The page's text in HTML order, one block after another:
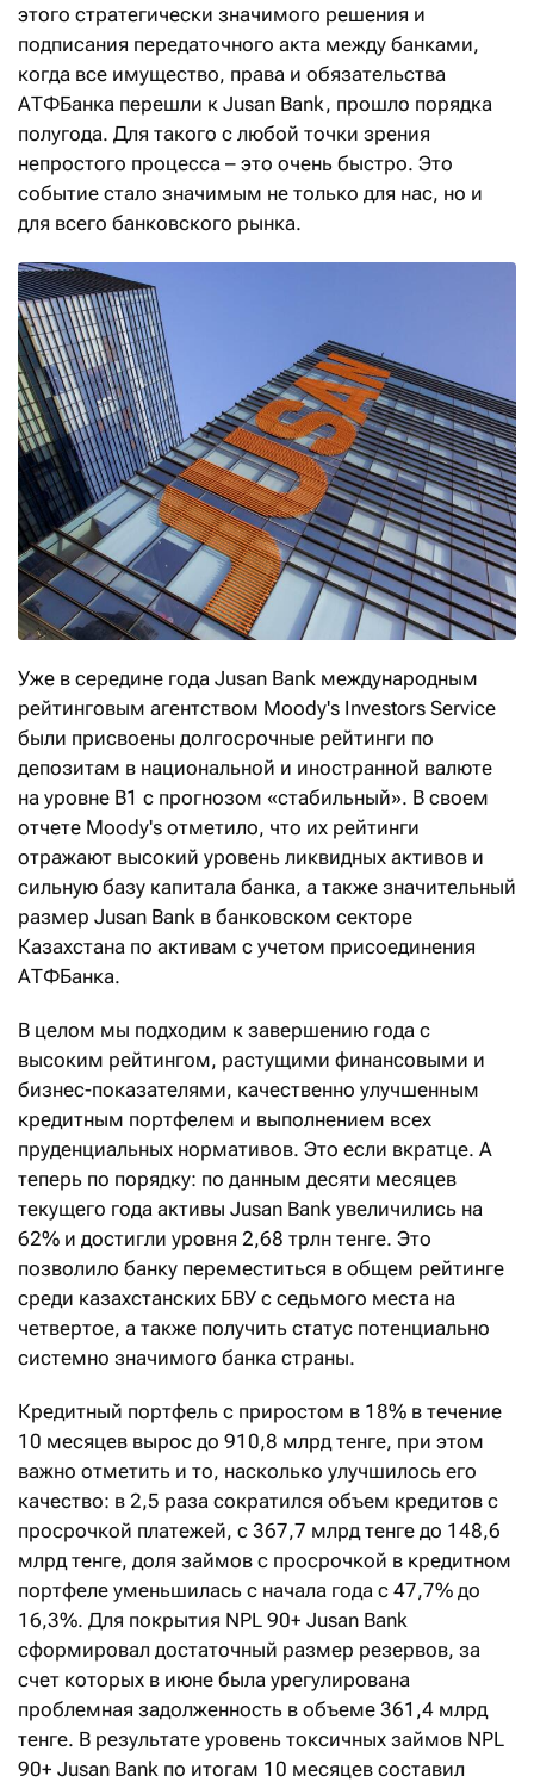
этого стратегически значимого решения и
подписания передаточного акта между банками,
когда все имущество, права и обязательства
АТФБанка перешли к Jusan Bank, прошло порядка
полугода. Для такого с любой точки зрения
непростого процесса – это очень быстро. Это
событие стало значимым не только для нас, но и
для всего банковского рынка.
Уже в середине года Jusan Bank международным
рейтинговым агентством Moody's Investors Service
были присвоены долгосрочные рейтинги по
депозитам в национальной и иностранной валюте
на уровне B1 с прогнозом «стабильный». В своем
отчете Moody's отметило, что их рейтинги
отражают высокий уровень ликвидных активов и
сильную базу капитала банка, а также значительный
размер Jusan Bank в банковском секторе
Казахстана по активам с учетом присоединения
АТФБанка.
В целом мы подходим к завершению года с
высоким рейтингом, растущими финансовыми и
бизнес-показателями, качественно улучшенным
кредитным портфелем и выполнением всех
пруденциальных нормативов. Это если вкратце. А
теперь по порядку: по данным десяти месяцев
текущего года активы Jusan Bank увеличились на
62% и достигли уровня 2,68 трлн тенге. Это
позволило банку переместиться в общем рейтинге
среди казахстанских БВУ с седьмого места на
четвертое, а также получить статус потенциально
системно значимого банка страны.
Кредитный портфель с приростом в 18% в течение
10 месяцев вырос до 910,8 млрд тенге, при этом
важно отметить и то, насколько улучшилось его
качество: в 2,5 раза сократился объем кредитов с
просрочкой платежей, с 367,7 млрд тенге до 148,6
млрд тенге, доля займов с просрочкой в кредитном
портфеле уменьшилась с начала года с 47,7% до
16,3%. Для покрытия NPL 90+ Jusan Bank
сформировал достаточный размер резервов, за
счет которых в июне была урегулирована
проблемная задолженность в объеме 361,4 млрд
тенге. В результате уровень токсичных займов NPL
90+ Jusan Bank по итогам 10 месяцев составил